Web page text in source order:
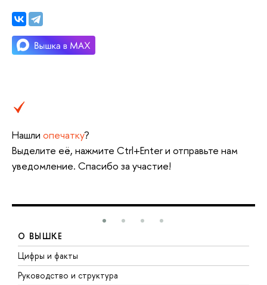
Нашли опечатку?
Выделите её, нажмите Ctrl+Enter и отправьте нам
уведомление. Спасибо за участие!
О ВЫШКЕ
Цифры и факты
Руководство и структура